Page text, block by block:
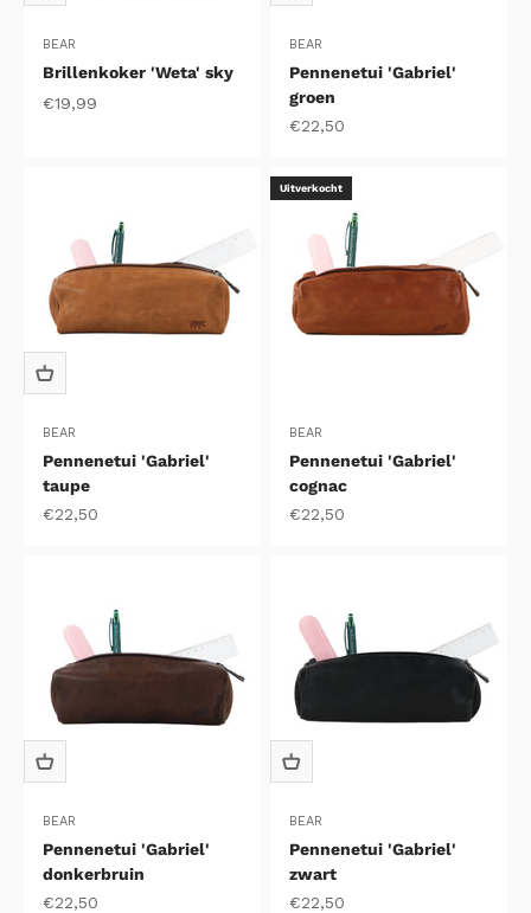
BEAR
Brillenkoker 'Weta' sky
Aanbiedingsprijs
€19,99
BEAR
Pennenetui 'Gabriel'
groen
Aanbiedingsprijs
€22,50
BEAR
Pennenetui 'Gabriel'
taupe
Aanbiedingsprijs
€22,50
Uitverkocht
BEAR
Pennenetui 'Gabriel'
cognac
Aanbiedingsprijs
€22,50
BEAR
Pennenetui 'Gabriel'
donkerbruin
Aanbiedingsprijs
€22,50
BEAR
Pennenetui 'Gabriel'
zwart
Aanbiedingsprijs
€22,50